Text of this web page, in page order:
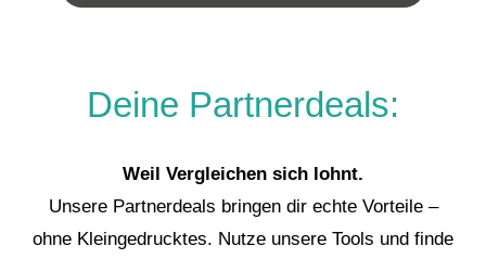
Deine Partnerdeals:
Weil Vergleichen sich lohnt.
Unsere Partnerdeals bringen dir echte Vorteile –
ohne Kleingedrucktes. Nutze unsere Tools und finde